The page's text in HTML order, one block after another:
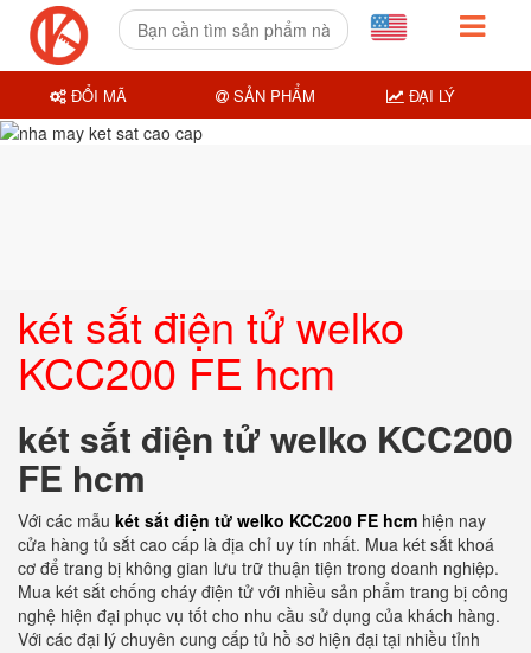
két sắt điện tử welko
KCC200 FE hcm
két sắt điện tử welko KCC200
FE hcm
Với các mẫu két sắt điện tử welko KCC200 FE hcm hiện nay
cửa hàng tủ sắt cao cấp là địa chỉ uy tín nhất. Mua két sắt khoá
cơ để trang bị không gian lưu trữ thuận tiện trong doanh nghiệp.
Mua két sắt chống cháy điện tử với nhiều sản phẩm trang bị công
nghệ hiện đại phục vụ tốt cho nhu cầu sử dụng của khách hàng.
Với các đại lý chuyên cung cấp tủ hồ sơ hiện đại tại nhiều tỉnh
ĐỔI MÃ SẢN PHẨM ĐẠI LÝ